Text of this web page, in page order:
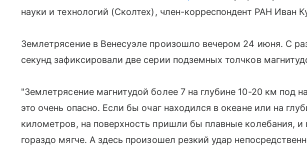
науки и технологий (Сколтех), член-корреспондент РАН Иван
Землетрясение в Венесуэле произошло вечером 24 июня. С
секунд зафиксировали две серии подземных толчков
"Землетрясение магнитудой более 7 на глубине 10-20 км под
это очень опасно. Если бы очаг находился в океане или на
километров, на поверхность пришли бы плавные колебания,
гораздо мягче. А здесь произошел резкий удар